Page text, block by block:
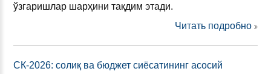
ўзгаришлар шарҳини тақдим этади.
Читать подробно
СК-2026: солиқ ва бюджет сиёсатининг асосий